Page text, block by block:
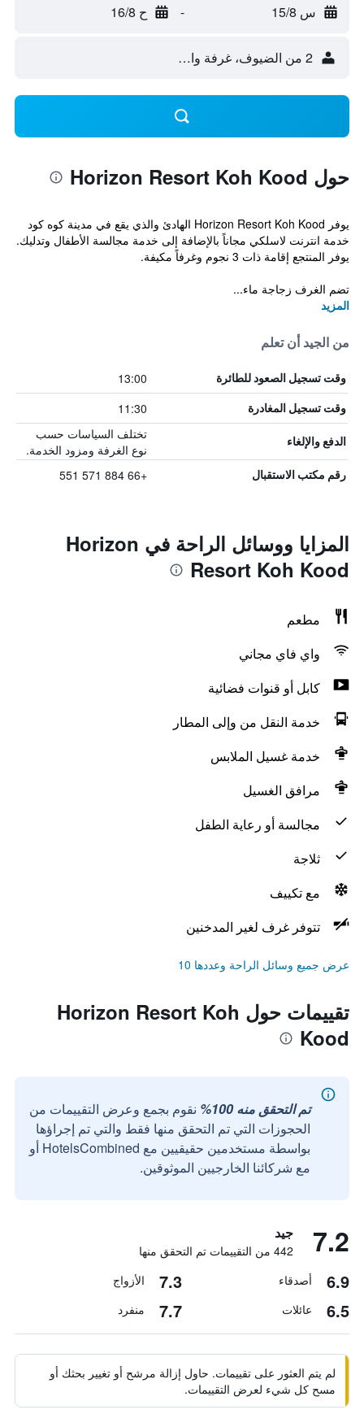
س 15/8 - ح 16/8
2 من الضيوف، غرفة واحدة
حول Horizon Resort Koh Kood
يوفر Horizon Resort Koh Kood الهادئ والذي يقع في مدينة كوه كود
خدمة انترنت لاسلكي مجاناً بالإضافة إلى خدمة مجالسة الأطفال وتدليك.
يوفر المنتجع إقامة ذات 3 نجوم وغرفاً مكيفة.
تضم الغرف زجاجة ماء...
المزيد
من الجيد أن تعلم
وقت تسجيل الصعود للطائرة 13:00
وقت تسجيل المغادرة 11:30
الدفع والإلغاء
تختلف السياسات حسب
نوع الغرفة ومزود الخدمة.
رقم مكتب الاستقبال +66 884 571 551
المزايا ووسائل الراحة في Horizon
Resort Koh Kood
مطعم
واي فاي مجاني
كابل أو قنوات فضائية
خدمة النقل من وإلى المطار
خدمة غسيل الملابس
مرافق الغسيل
مجالسة أو رعاية الطفل
ثلاجة
مع تكييف
تتوفر غرف لغير المدخنين
عرض جميع وسائل الراحة وعددها 10
تقييمات حول Horizon Resort Koh
Kood
تم التحقق منه 100%
نقوم بجمع وعرض التقييمات من
الحجوزات التي تم التحقق منها فقط والتي تم إجراؤها
بواسطة مستخدمين حقيقيين مع HotelsCombined أو
مع شركائنا الخارجيين الموثوقين.
7.2 جيد
442 من التقييمات تم التحقق منها
6.9 أصدقاء 7.3 الأزواج
6.5 عائلات 7.7 منفرد
لم يتم العثور على تقييمات. حاول إزالة مرشح أو تغيير بحثك أو
مسح كل شيء لعرض التقييمات.